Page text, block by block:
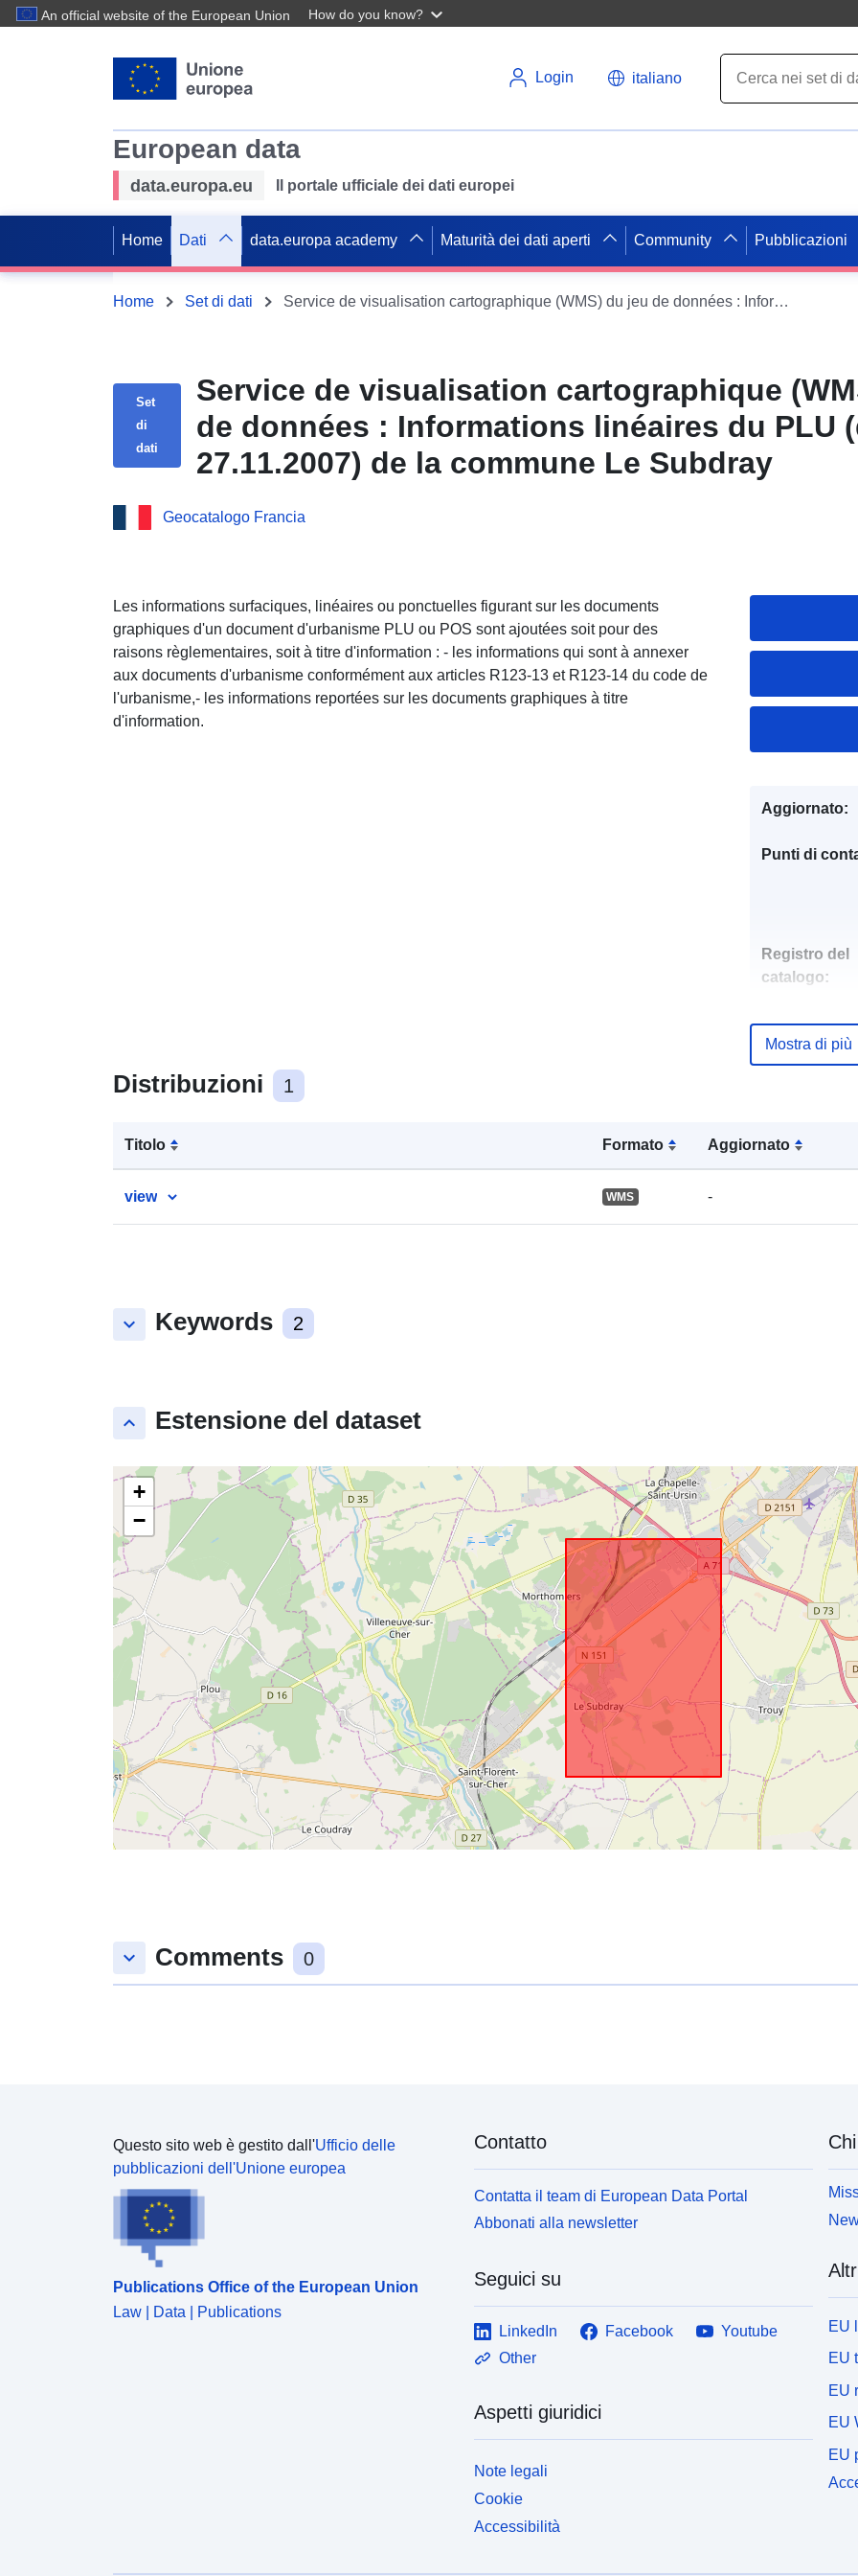
An official website of the European Union How do you know?
Login italiano
European data
data.europa.eu Il portale ufficiale dei dati europei
Home Dati data.europa academy Maturità dei dati aperti Community Pubblicazioni
Home Set di dati Service de visualisation cartographique (WMS) du jeu de données : Informations linéaires du PLU (doc. du 27.11.2007) de la commune Le Subdray
Set
di
dati
Service de visualisation cartographique
de données : Informations linéaires du PLU
27.11.2007) de la commune Le Subdray
Geocatalogo Francia
Les informations surfaciques, linéaires ou ponctuelles figurant sur les documents
graphiques d'un document d'urbanisme PLU ou POS sont ajoutées soit pour des
raisons règlementaires, soit à titre d'information : - les informations qui sont à annexer
aux documents d'urbanisme conformément aux articles R123-13 et R123-14 du code de
l'urbanisme,- les informations reportées sur les documents graphiques à titre
d'information.
Distribuzioni 1
Titolo Formato Aggiornato
view WMS -
keyboard_arrow_down Keywords 2
keyboard_arrow_up Estensione del dataset
+
−
Aggiornato:
Punti di
Registro del
catalogo:
Tipo:
Mostra di più
keyboard_arrow_down Comments 0
Questo sito web è gestito dall'Ufficio delle
pubblicazioni dell'Unione europea
Publications Office of the European Union
Law | Data | Publications
Contatto
Contatta il team di European Data Portal
Abbonati alla newsletter
Seguici su
LinkedIn Facebook
Youtube
Other
Aspetti giuridici
Note legali
Cookie
Accessibilità
EU
EU
EU
EU
EU